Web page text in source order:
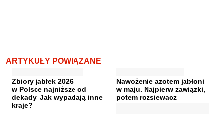
ARTYKUŁY POWIĄZANE
Zbiory jabłek 2026
w Polsce najniższe od
dekady. Jak wypadają inne
kraje?
Nawożenie azotem jabłoni
w maju. Najpierw zawiązki,
potem rozsiewacz